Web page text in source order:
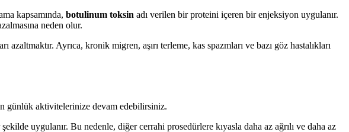
kapsamında, botulinum toksin adı verilen bir proteini içeren bir enjeksiyon uygulanır.
neden olur.
Ayrıca, kronik migren, aşırı terleme, kas spazmları ve bazı göz hastalıkları
günlük aktivitelerinize devam edebilirsiniz.
uygulanır. Bu nedenle, diğer cerrahi prosedürlere kıyasla daha az ağrılı ve daha az